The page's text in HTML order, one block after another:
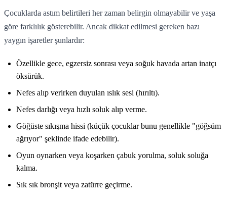
Çocuklarda astım belirtileri her zaman belirgin olmayabilir ve yaşa
göre farklılık gösterebilir. Ancak dikkat edilmesi gereken bazı
yaygın işaretler şunlardır:
Özellikle gece, egzersiz sonrası veya soğuk havada artan inatçı
öksürük.
Nefes alıp verirken duyulan ıslık sesi (hırıltı).
Nefes darlığı veya hızlı soluk alıp verme.
Göğüste sıkışma hissi (küçük çocuklar bunu genellikle "göğsüm
ağrıyor" şeklinde ifade edebilir).
Oyun oynarken veya koşarken çabuk yorulma, soluk soluğa
kalma.
Sık sık bronşit veya zatürre geçirme.